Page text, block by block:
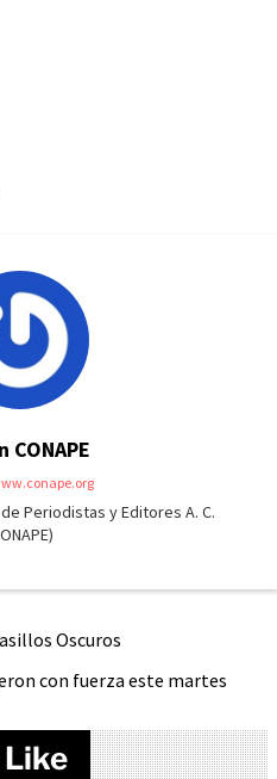
CONAPE
Periodistas y Editores A. C.
Oscuros
con fuerza este martes
Like